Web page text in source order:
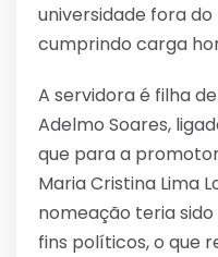
universidade fora do
cumprindo carga
A servidora é filha
Adelmo Soares,
que para a
Maria Cristina Lima
nomeação teria
fins políticos, o que